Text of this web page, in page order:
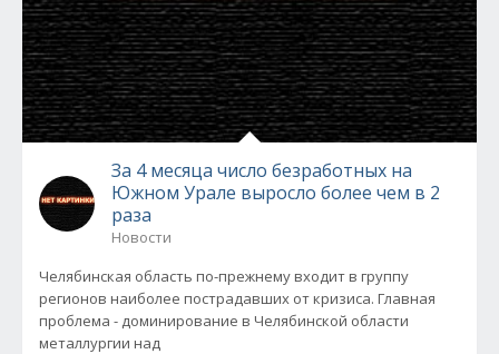
За 4 месяца число безработных на
Южном Урале выросло более чем в 2
раза
Новости
Челябинская область по-прежнему входит в группу
регионов наиболее пострадавших от кризиса. Главная
проблема - доминирование в Челябинской области
металлургии над